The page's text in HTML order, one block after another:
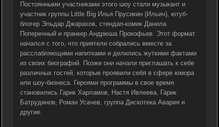
Постоянными участниками этого шоу стали музыкант и
участник группы Little Big Илья Прусикин (Ильич), ютуб-
блогер Эльдар Джарахов, стендап-комик Данила
Поперечный и пранкер Андрюша Прокофьев. Этот формат
начался с того, что приятели собрались вместе за
расслабляющими напитками и делились жуткими фактами
из своих биографий. Позже они начали приглашать к себе
различных гостей, которые проявили себя в сфере юмора
или шоу-бизнеса. Героями программы в свое время
становились Гарик Харламов, Настя Ивлеева, Гарик
Батрудинов, Роман Усачев, группа Дискотека Авария и
другие.